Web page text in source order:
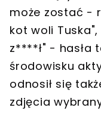
może zostać -
kot woli Tuska",
z****ł" - hasła
środowisku
odnosił się
zdjęcia